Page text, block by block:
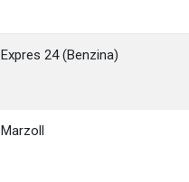
Expres 24 (Benzina)
Marzoll